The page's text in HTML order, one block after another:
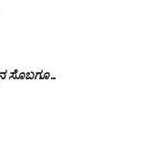
ಸೊಬಗೂ…